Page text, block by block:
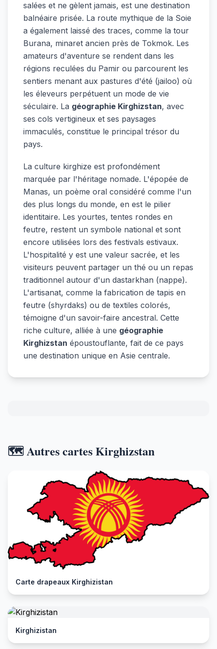
salées et ne gèlent jamais, est une destination
balnéaire prisée. La route mythique de la Soie
a également laissé des traces, comme la tour
Burana, minaret ancien près de Tokmok. Les
amateurs d'aventure se rendent dans les
régions reculées du Pamir ou parcourent les
sentiers menant aux pastures d'été (jailoo) où
les éleveurs perpétuent un mode de vie
séculaire. La géographie Kirghizstan, avec
ses cols vertigineux et ses paysages
immaculés, constitue le principal trésor du
pays.
La culture kirghize est profondément
marquée par l'héritage nomade. L'épopée de
Manas, un poème oral considéré comme l'un
des plus longs du monde, en est le pilier
identitaire. Les yourtes, tentes rondes en
feutre, restent un symbole national et sont
encore utilisées lors des festivals estivaux.
L'hospitalité y est une valeur sacrée, et les
visiteurs peuvent partager un thé ou un repas
traditionnel autour d'un dastarkhan (nappe).
L'artisanat, comme la fabrication de tapis en
feutre (shyrdaks) ou de textiles colorés,
témoigne d'un savoir-faire ancestral. Cette
riche culture, alliée à une géographie
Kirghizstan époustouflante, fait de ce pays
une destination unique en Asie centrale.
🗺️ Autres cartes Kirghizstan
Carte drapeaux Kirghizistan
Kirghizistan